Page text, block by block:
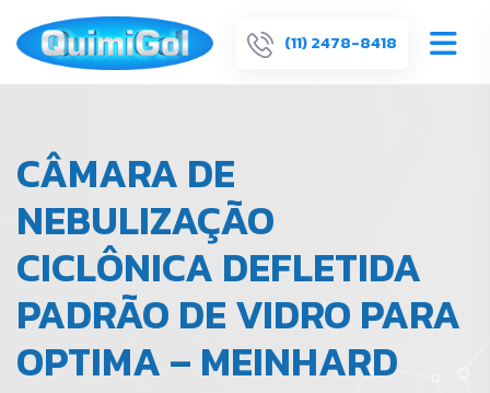
(11) 2478-8418
CÂMARA DE
NEBULIZAÇÃO
CICLÔNICA DEFLETIDA
PADRÃO DE VIDRO PARA
OPTIMA – MEINHARD